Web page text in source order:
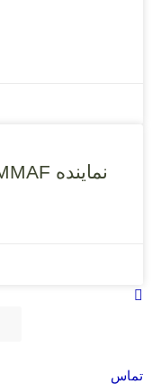
نماینده IMMAF استان یزد منصوب شد
تماس